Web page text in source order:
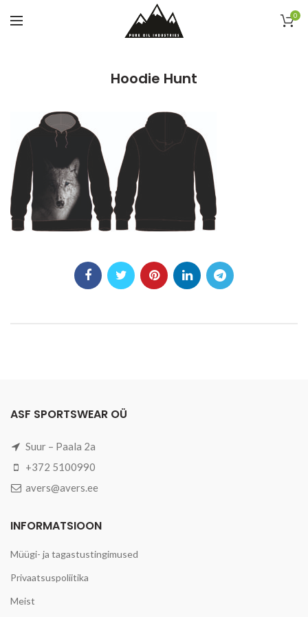
0
Hoodie Hunt
ASF SPORTSWEAR OÜ
Suur – Paala 2a
+372 5100990
avers@avers.ee
INFORMATSIOON
Müügi- ja tagastustingimused
Privaatsuspoliitika
Meist